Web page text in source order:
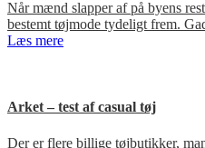
Når mænd slapper af på byens
bestemt tøjmode tydeligt frem.
Læs mere
Arket – test af casual tøj
Der er flere billige tøjbutikker,